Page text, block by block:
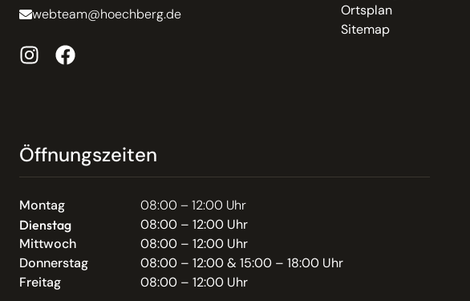
webteam@hoechberg.de
Ortsplan
Sitemap
Öffnungszeiten
Montag 08:00 – 12:00 Uhr
Dienstag
08:00 – 12:00 Uhr
Mittwoch
08:00 – 12:00 Uhr
Donnerstag
08:00 – 12:00 & 15:00 – 18:00 Uhr
Freitag
08:00 – 12:00 Uhr